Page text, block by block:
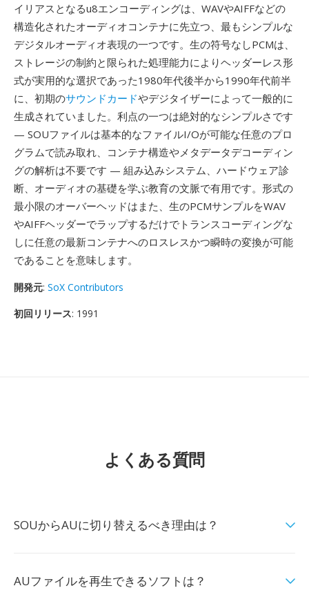
イリアスとなるu8エンコーディングは、WAVやAIFFなどの
構造化されたオーディオコンテナに先立つ、最もシンプルな
デジタルオーディオ表現の一つです。生の符号なしPCMは、
ストレージの制約と限られた処理能力によりヘッダーレス形
式が実用的な選択であった1980年代後半から1990年代前半
に、初期のサウンドカードやデジタイザーによって一般的に
生成されていました。利点の一つは絶対的なシンプルさです
— SOUファイルは基本的なファイルI/Oが可能な任意のプロ
グラムで読み取れ、コンテナ構造やメタデータデコーディン
グの解析は不要です — 組み込みシステム、ハードウェア診
断、オーディオの基礎を学ぶ教育の文脈で有用です。形式の
最小限のオーバーヘッドはまた、生のPCMサンプルをWAV
やAIFFヘッダーでラップするだけでトランスコーディングな
しに任意の最新コンテナへのロスレスかつ瞬時の変換が可能
であることを意味します。
開発元: SoX Contributors
初回リリース: 1991
よくある質問
SOUからAUに切り替えるべき理由は？
AUファイルを再生できるソフトは？